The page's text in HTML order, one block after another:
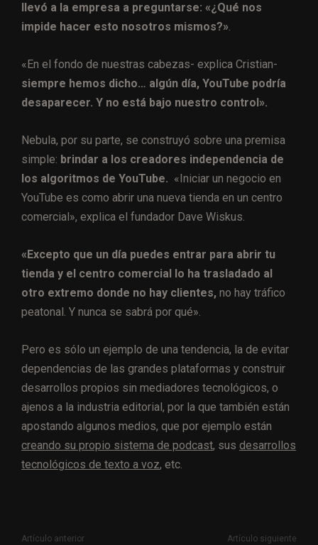
llevó a la empresa a preguntarse: «¿Qué nos
impide hacer esto nosotros mismos?».
«En el fondo de nuestras cabezas- explica Cristian-
siempre hemos dicho… algún día, YouTube podría
desaparecer. Y no está bajo nuestro control».
Nebula, por su parte, se construyó sobre una premisa
simple: brindar a los creadores independencia de
los algoritmos de YouTube. «Iniciar un negocio en
YouTube es como abrir una nueva tienda en un centro
comercial», explica el fundador Dave Wiskus.
«Excepto que un día puedes entrar para abrir tu
tienda y el centro comercial lo ha trasladado al
otro extremo donde no hay clientes, no hay tráfico
peatonal. Y nunca se sabrá por qué».
Pero es sólo un ejemplo de una tendencia, la de evitar
dependencias de las grandes plataformas y construir
desarrollos propios sin mediadores tecnológicos, o
ajenos a la industria editorial, por la que también están
apostando algunos medios, que por ejemplo están
creando su propio sistema de podcast, sus desarrollos
tecnológicos de texto a voz, etc.
Artículo anterior Artículo siguiente